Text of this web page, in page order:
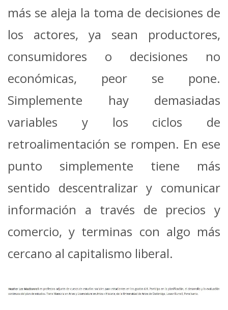
más se aleja la toma de decisiones de
los actores, ya sean productores,
consumidores o decisiones no
económicas, peor se pone.
Simplemente hay demasiadas
variables y los ciclos de
retroalimentación se rompen. En ese
punto simplemente tiene más
sentido descentralizar y comunicar
información a través de precios y
comercio, y terminas con algo más
cercano al capitalismo liberal.